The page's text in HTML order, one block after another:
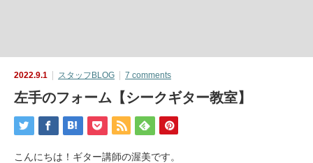
2022.9.1 スタッフBLOG 7 comments
左手のフォーム【シークギター教室】
こんにちは！ギター講師の渥美です。